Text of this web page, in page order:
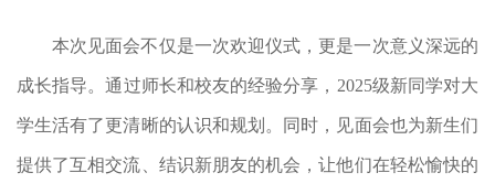
本次见面会不仅是一次欢迎仪式，更是一次意义深远的
成长指导。通过师长和校友的经验分享，2025级新同学对大
学生活有了更清晰的认识和规划。同时，见面会也为新生们
提供了互相交流、结识新朋友的机会，让他们在轻松愉快的